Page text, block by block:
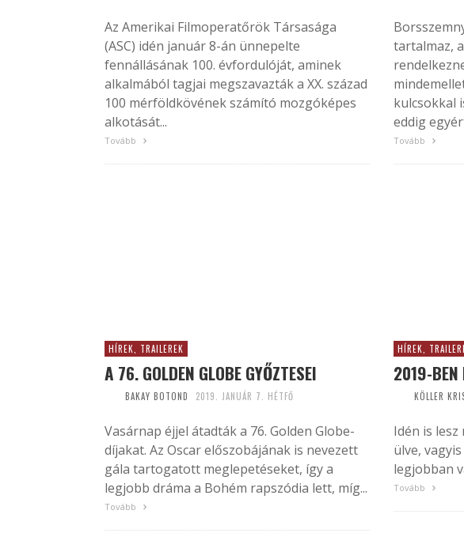
Az Amerikai Filmoperatőrök Társasága
(ASC) idén január 8-án ünnepelte
fennállásának 100. évfordulóját, aminek
alkalmából tagjai megszavazták a XX. század
100 mérföldkövének számító mozgóképes
alkotását...
Tovább
tartalmaz,
kulcsokkal
eddig
Tovább
HÍREK, TRAILEREK
A 76. GOLDEN GLOBE GYŐZTESEI
BAKAY BOTOND 2019. JANUÁR 7. HÉTFŐ
Vasárnap éjjel átadták a 76. Golden Globe-
díjakat. Az Oscar előszobájának is nevezett
gála tartogatott meglepetéseket, így a
legjobb dráma a Bohém rapszódia lett, míg...
Tovább
HÍREK,
2019-BEN
KÖLLER
Idén is
ülve,
legjobban
Tovább